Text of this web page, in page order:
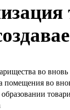
во
помещения во